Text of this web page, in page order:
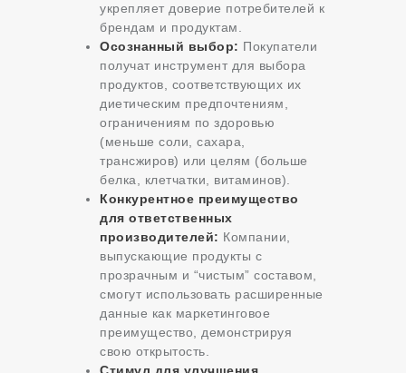
укрепляет доверие потребителей к
брендам и продуктам.
Осознанный выбор: Покупатели
получат инструмент для выбора
продуктов, соответствующих их
диетическим предпочтениям,
ограничениям по здоровью
(меньше соли, сахара,
трансжиров) или целям (больше
белка, клетчатки, витаминов).
Конкурентное преимущество
для ответственных
производителей: Компании,
выпускающие продукты с
прозрачным и “чистым” составом,
смогут использовать расширенные
данные как маркетинговое
преимущество, демонстрируя
свою открытость.